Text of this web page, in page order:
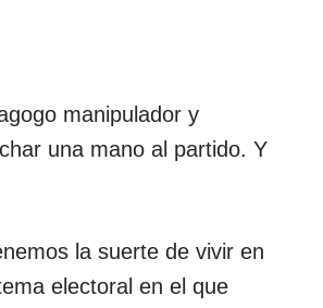
manipulador y
una mano al partido. Y
la suerte de vivir en
electoral en el que